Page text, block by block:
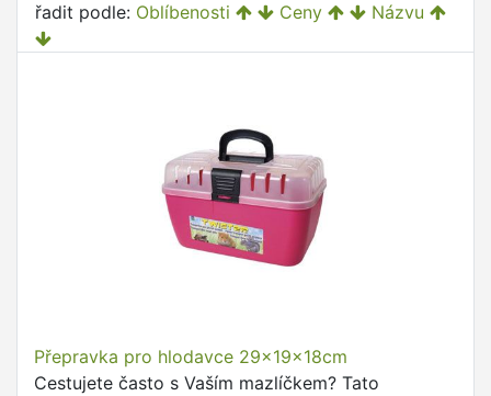
řadit podle: Oblíbenosti Ceny Názvu
Přepravka pro hlodavce 29x19x18cm
Cestujete často s Vaším mazlíčkem? Tato